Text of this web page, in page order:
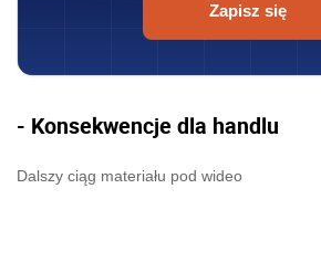
Zapisz się
- Konsekwencje dla handlu
Dalszy ciąg materiału pod wideo